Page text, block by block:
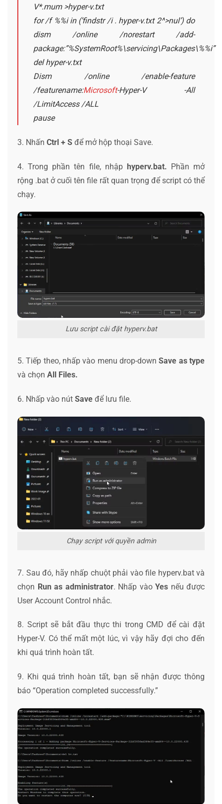
V*.mum >hyper-v.txt
for /f %%i in (‘findstr /i . hyper-v.txt 2^>nul’) do
dism /online /norestart /add-
package:”%SystemRoot%\servicing\Packages\%%i”
del hyper-v.txt
Dism /online /enable-feature
/featurename:Microsoft-Hyper-V -All
/LimitAccess /ALL
pause
3. Nhấn Ctrl + S để mở hộp thoại Save.
4. Trong phần tên file, nhập hyperv.bat. Phần mở
rộng .bat ở cuối tên file rất quan trọng để script có thể
chạy.
Lưu script cài đặt hyperv.bat
5. Tiếp theo, nhấp vào menu drop-downSave as type
và chọn All Files.
6. Nhấp vào nút Save để lưu file.
Chạy script với quyền admin
7. Sau đó, hãy nhấp chuột phải vào file hyperv.bat và
chọn Run as administrator. Nhấp vào Yes nếu được
User Account Control nhắc.
8. Script sẽ bắt đầu thực thi trong CMD để cài đặt
Hyper-V. Có thể mất một lúc, vì vậy hãy đợi cho đến
khi quá trình hoàn tất.
9. Khi quá trình hoàn tất, bạn sẽ nhận được thông
báo “Operation completed successfully.”